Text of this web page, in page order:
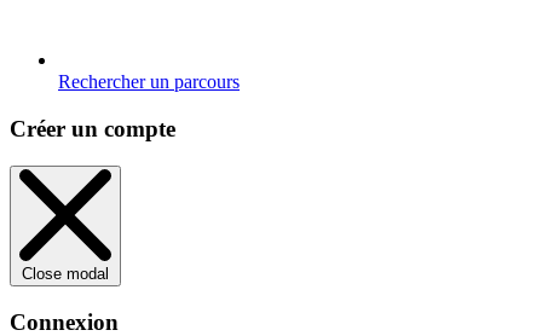
Rechercher un parcours
Créer un compte
Close modal
Connexion